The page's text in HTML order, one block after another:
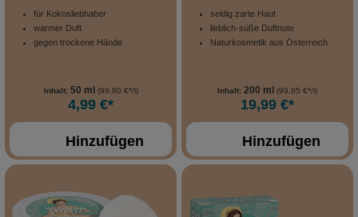
für Kokosliebhaber
warmer Duft
gegen trockene Hände
Inhalt: 50 ml (99,80 €*/l)
4,99 €*
Hinzufügen
seidig zarte Haut
lieblich-süße Duftnote
Naturkosmetik aus Österreich
Inhalt: 200 ml (99,95 €*/l)
19,99 €*
Hinzufügen